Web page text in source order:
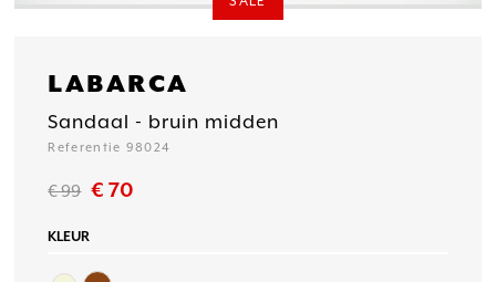
LABARCA
Sandaal - bruin midden
Referentie 98024
€ 99 € 70
KLEUR